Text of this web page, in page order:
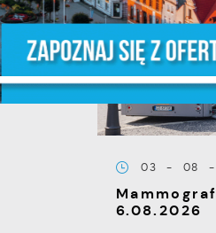
03 - 08 -
6.08.2026